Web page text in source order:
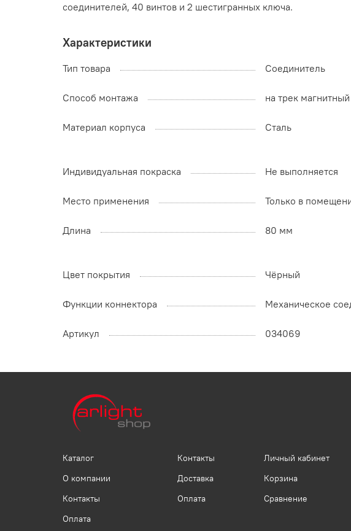
соединителей, 40 винтов и 2 шестигранных ключа.
Характеристики
Тип товара Соединитель
Способ монтажа на трек
Материал корпуса Сталь
Индивидуальная покраска Не выполняется
Место применения Только в
Длина 80 мм
Цвет покрытия Чёрный
Функции коннектора Механическое
Артикул 034069
Каталог
О компании
Контакты
Оплата
Контакты
Доставка
Оплата
Личный кабинет
Корзина
Сравнение